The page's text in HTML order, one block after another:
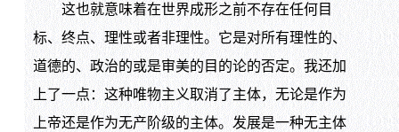
这也就意味着在世界成形之前不存在任何目
标、终点、理性或者非理性。它是对所有理性的、
道德的、政治的或是审美的目的论的否定。我还加
上了一点：这种唯物主义取消了主体，无论是作为
上帝还是作为无产阶级的主体。发展是一种无主体